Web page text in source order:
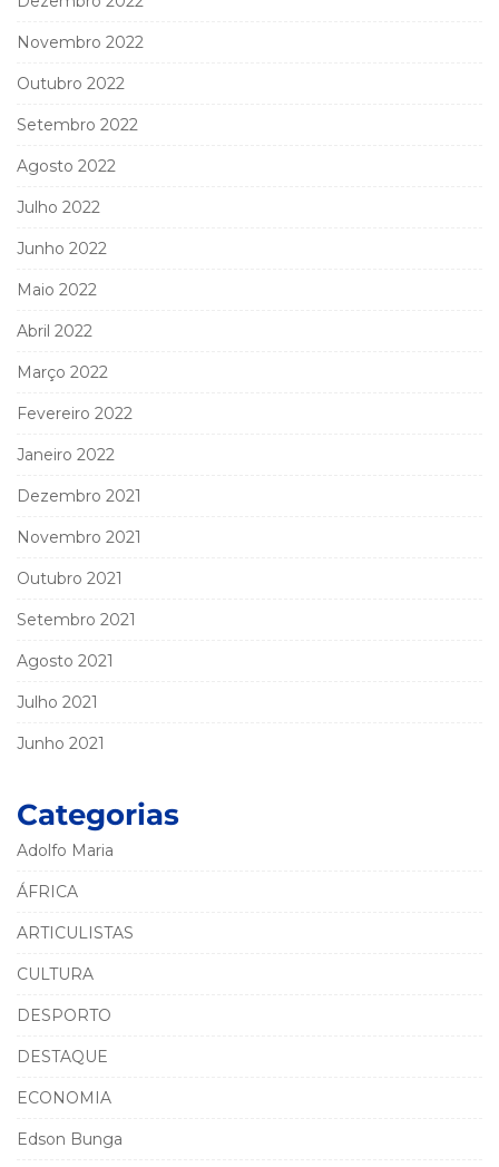
Novembro 2022
Outubro 2022
Setembro 2022
Agosto 2022
Julho 2022
Junho 2022
Maio 2022
Abril 2022
Março 2022
Fevereiro 2022
Janeiro 2022
Dezembro 2021
Novembro 2021
Outubro 2021
Setembro 2021
Agosto 2021
Julho 2021
Junho 2021
Categorias
Adolfo Maria
ÁFRICA
ARTICULISTAS
CULTURA
DESPORTO
DESTAQUE
ECONOMIA
Edson Bunga